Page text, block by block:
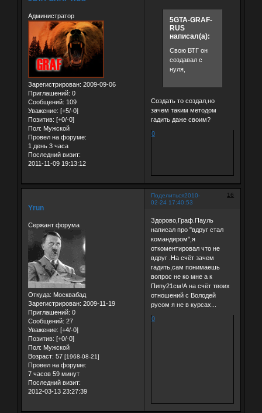
Администратор
Зарегистрирован: 2009-09-06
Приглашений: 0
Сообщений: 109
Уважение: [+5/-0]
Позитив: [+0/-0]
Пол: Мужской
Провел на форуме:
1 день 3 часа
Последний визит:
2011-11-09 19:13:12
5GTA-GRAF-
RUS
написал(а):
Свою ВТГ он
создавал с
нуля,
Cоздать то создал,но
зачем таким методом
гадить даже своим?
0
Поделиться 16
2010-
02-24 17:40:53
Yrun
Сержант форума
Откуда: Москвабад
Зарегистрирован: 2009-11-19
Приглашений: 0
Сообщений: 27
Уважение: [+4/-0]
Позитив: [+0/-0]
Пол: Мужской
Возраст: 57 [1968-08-21]
Провел на форуме:
7 часов 59 минут
Последний визит:
2012-03-13 23:27:39
Здорово,Граф.Пауль
написал про "вдруг стал
командиром",я
откоментировал что не
вдруг .На счёт зачем
гадить,сам понимаешь
вопрос не ко мне а к
Пипу21см!А на счёт твоих
отношений с Володей
русом я не в курсах...
0